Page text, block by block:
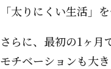
「太りにくい生活」
さらに、最初の1ヶ月
モチベーションも大き